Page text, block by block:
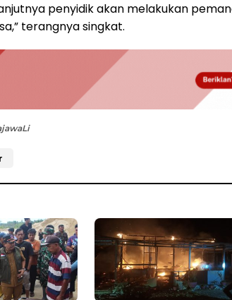
penyidik akan melakukan
terangnya singkat.